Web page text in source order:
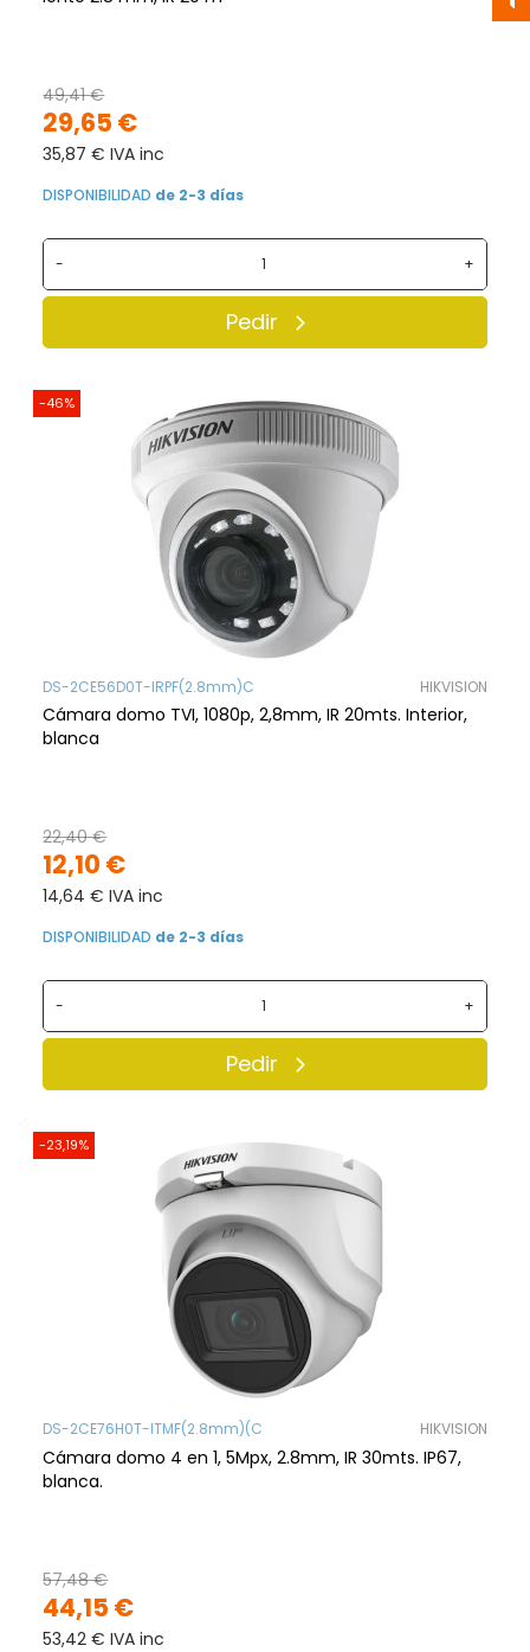
29,65 €
49,41 €
35,87 € IVA inc
DISPONIBILIDAD de 2-3 días
- +
Pedir
-46%
DS-2CE56D0T-IRPF(2.8mm)C HIKVISION
Cámara domo TVI, 1080p, 2,8mm, IR 20mts. Interior,
blanca
12,10 €
22,40 €
14,64 € IVA inc
DISPONIBILIDAD de 2-3 días
- +
Pedir
-23,19%
DS-2CE76H0T-ITMF(2.8mm)(C HIKVISION
Cámara domo 4 en 1, 5Mpx, 2.8mm, IR 30mts. IP67,
blanca.
44,15 €
57,48 €
53,42 € IVA inc